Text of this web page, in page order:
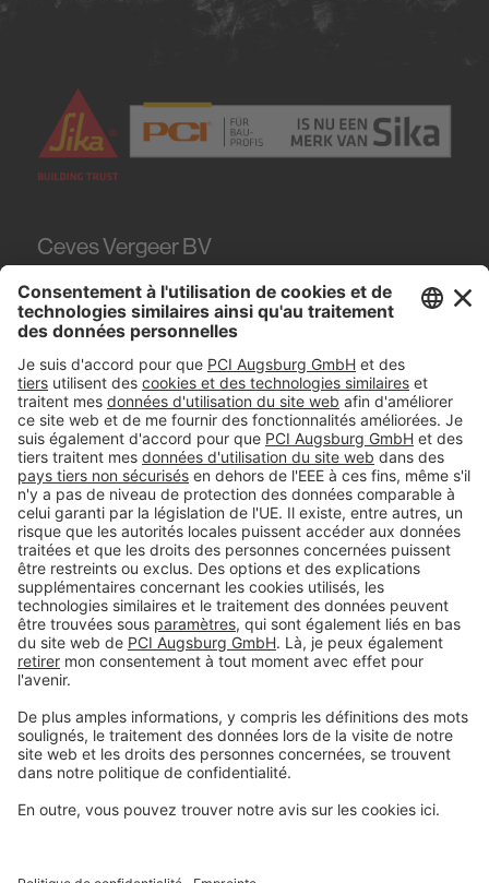
Ceves Vergeer BV
Teugseweg 20
7418AM Deventer
Tel. 0570 - 50 38 30
#PCI
Mentions légales
Déclaration de protection de la vie privée
Conditions générales de vente
Informations légales